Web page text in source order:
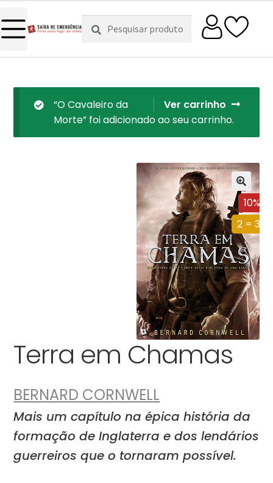
Pesquisar
por:
Pesquisa
Ver carrinho
“O Cavaleiro da
Morte” foi adicionado ao seu carrinho.
10%
2 = 3
Terra em Chamas
BERNARD CORNWELL
Mais um capítulo na épica história da
formação de Inglaterra e dos lendários
guerreiros que o tornaram possível.